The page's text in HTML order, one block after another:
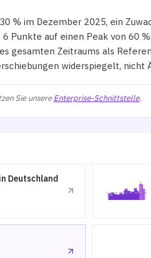
% im Dezember 2025, ein
Punkte auf einen Peak von
gesamten Zeitraums als
widerspiegelt,
Sie unsereEnterprise-Schnittstelle.
Deutschland